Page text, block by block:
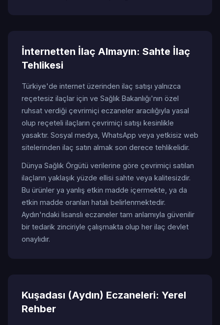
İnternetten İlaç Almayın: Sahte İlaç
Tehlikesi
Türkiye'de internet üzerinden ilaç satışı yalnızca
reçetesiz ilaçlar için ve Sağlık Bakanlığı'nın özel
ruhsat verdiği çevrimiçi eczaneler aracılığıyla yasal
olup reçeteli ilaçların çevrimiçi satışı kesinlikle
yasaktır. Sosyal medya, WhatsApp veya yetkisiz web
sitelerinden ilaç satın almak son derece tehlikelidir.
Dünya Sağlık Örgütü verilerine göre çevrimiçi satılan
ilaçların yaklaşık yüzde ellisi sahte veya kalitesizdir.
Bu ürünler ya yanlış etkin madde içermekte, ya da
etkin madde oranları hatalı belirlenmektedir.
Aydın'ndaki lisanslı eczaneler tam anlamıyla güvenilir
bir tedarik zinciriyle çalışmakta olup her ilaç devlet
onaylıdır.
Kuşadası (Aydın) Eczaneleri: Yerel
Rehber